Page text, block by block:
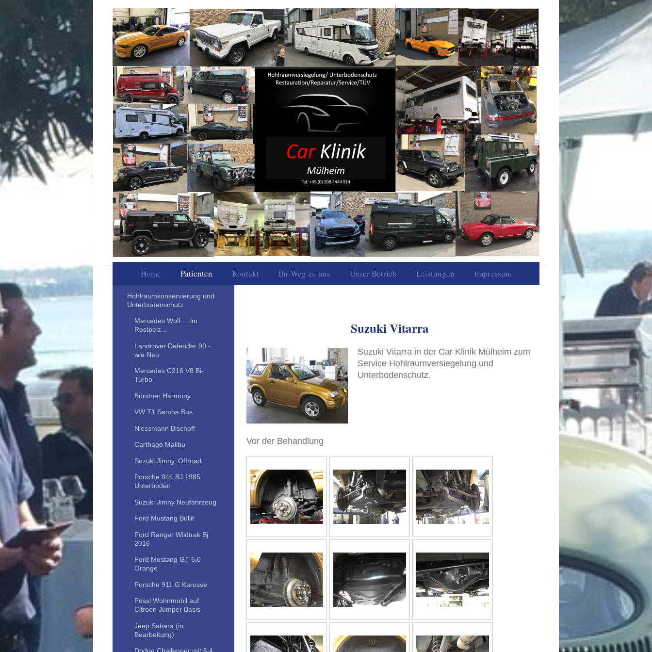
Home Patienten Kontakt Ihr Weg zu uns Unser Betrieb Leistungen Impressum
Autopartner I. Rosenfeld
Suzuki Vitarra
Suzuki Vitarra in der Car Klinik Mülheim zum
Service Hohlraumversiegelung und
Unterbodenschutz.
Vor der Behandlung
Hohlraumkonservierung und
Unterbodenschutz
Mercedes Wolf ... im
Rostpelz...
Landrover Defender 90 -
wie Neu
Mercedes C216 V8 Bi-
Turbo
Bürstner Harmony
VW T1 Samba Bus
Niessmann Bischoff
Carthago Malibu
Suzuki Jimny, Offroad
Porsche 944 BJ 1985
Unterboden
Suzuki Jimny Neufahrzeug
Ford Mustang Bullit
Ford Ranger Wildtrak Bj
2016
Ford Mustang GT 5.0
Orange
Porsche 911 G Karosse
Pössl Wohnmobil auf
Citroen Jumper Basis
Jeep Sahara (in
Bearbeitung)